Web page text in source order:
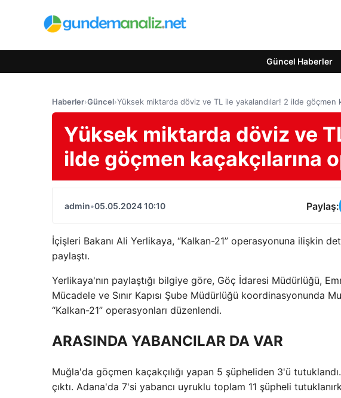
Güncel Haberler
Haberler›Güncel›Yüksek miktarda döviz ve TL ile yakalandılar! 2 ilde göçmen
Yüksek miktarda döviz ve
ilde göçmen kaçakçılarına
admin•05.05.2024 10:10 Paylaş:
İçişleri Bakanı Ali Yerlikaya, “Kalkan-21” operasyonuna ilişkin
paylaştı.
Yerlikaya'nın paylaştığı bilgiye göre, Göç İdaresi Müdürlüğü,
Mücadele ve Sınır Kapısı Şube Müdürlüğü koordinasyonunda
“Kalkan-21” operasyonları düzenlendi.
ARASINDA YABANCILAR DA VAR
Muğla'da göçmen kaçakçılığı yapan 5 şüpheliden 3'ü
çıktı. Adana'da 7'si yabancı uyruklu toplam 11 şüpheli